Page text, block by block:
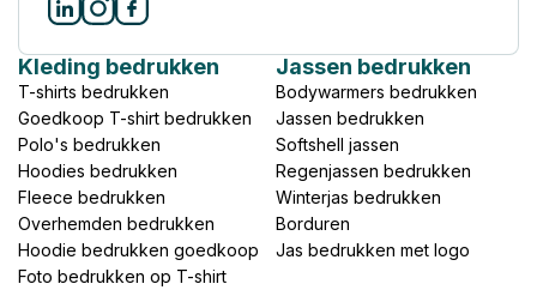
Kleding bedrukken
T-shirts bedrukken
Goedkoop T-shirt bedrukken
Polo's bedrukken
Hoodies bedrukken
Fleece bedrukken
Overhemden bedrukken
Hoodie bedrukken goedkoop
Foto bedrukken op T-shirt
Jassen bedrukken
Bodywarmers bedrukken
Jassen bedrukken
Softshell jassen
Regenjassen bedrukken
Winterjas bedrukken
Borduren
Jas bedrukken met logo